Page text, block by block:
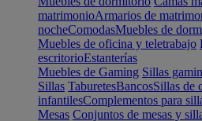
matrimonioArmarios de
nocheComodasMuebles de
Muebles de oficina y teletrabajo
escritorioEstanterías
Muebles de Gaming Sillas
Sillas TaburetesBancosSillas de
infantilesComplementos para
Mesas Conjuntos de mesas y